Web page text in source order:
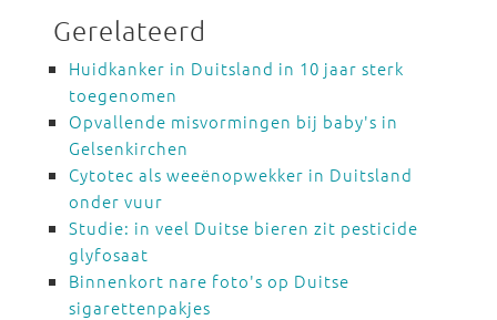
Gerelateerd
Huidkanker in Duitsland in 10 jaar sterk
toegenomen
Opvallende misvormingen bij baby's in
Gelsenkirchen
Cytotec als weeënopwekker in Duitsland
onder vuur
Studie: in veel Duitse bieren zit pesticide
glyfosaat
Binnenkort nare foto's op Duitse
sigarettenpakjes